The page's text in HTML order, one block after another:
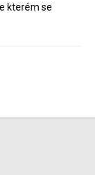
kterém se